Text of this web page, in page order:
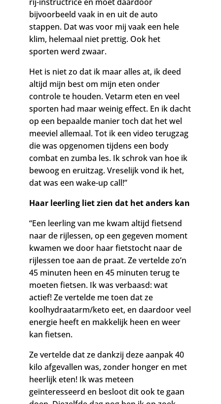
rij-instructrice en moet daardoor
bijvoorbeeld vaak in en uit de auto
stappen. Dat was voor mij vaak een hele
klim, helemaal niet prettig. Ook het
sporten werd zwaar.
Het is niet zo dat ik maar alles at, ik deed
altijd mijn best om mijn eten onder
controle te houden. Vetarm eten en veel
sporten had maar weinig effect. En ik dacht
op een bepaalde manier toch dat het wel
meeviel allemaal. Tot ik een video terugzag
die wasopgenomen tijdens een body
combat en zumba les. Ik schrok van hoe ik
bewoog en eruitzag. Vreselijk vond ik het,
dat was een wake-up call!”
Haar leerling liet zien dat het anders kan
“Een leerling van me kwam altijd fietsend
naar de rijlessen, op een gegeven moment
kwamen we door haar fietstocht naar de
rijlessen toe aan de praat. Ze vertelde zo’n
45 minuten heen en 45 minuten terug te
moeten fietsen. Ik was verbaasd: wat
actief! Ze vertelde me toen dat ze
koolhydraatarm/keto eet, en daardoor veel
energie heeft en makkelijk heen en weer
kan fietsen.
Ze vertelde dat ze dankzij deze aanpak 40
kilo afgevallen was, zonder honger en met
heerlijk eten! Ik was meteen
geïnteresseerd en besloot dit ook te gaan